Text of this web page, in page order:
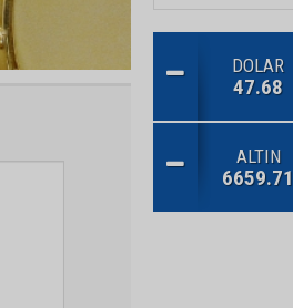
DOLAR
47.68
ALTIN
6659.71